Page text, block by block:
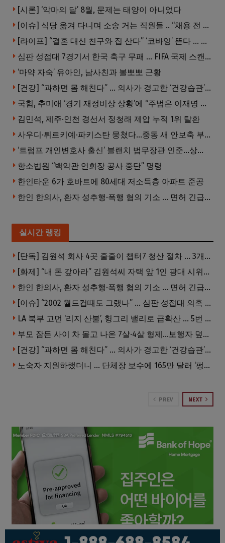
[시론] ‘악마의 달’ 8월, 문제는 태양이 아니었다
[이슈] 식당 옮겨 다니며 소송 거는 직원들 .. “채용 전 반드시 확인해야”
[라이프] “결혼 대신 친구와 집 산다” ‘코바잉’ 뜬다 … 내 집 마련 공식 바뀌었다
심판 성접대 7경기서 한국 축구 무패 … FIFA 국제 스캔들 번지나
‘마약 자숙’ 유아인, 남사친과 볼뽀뽀 근황
[건강] “과하면 몸 해친다” … 의사가 경고한 ‘건강습관’ 5가지
국힘, 추미애 ‘경기 재정비상 상황’에 “주범은 이재명 전 지사”
김민석, 제주·인천 경선서 정청래 제압 누적 1위 탈환
사우디·튀르키예·파키스탄 뭉쳤다…중동 새 안보축 부상하나
‘트럼프 개인변호사 출신’ 블랜치 법무장관 인준…상원 50대49 가결
항소법원 “백악관 연회장 공사 중단” 명령
한인타운 6가 호바트에 80세대 저소득층 아파트 준공
한인 한의사, 환자 성추행·폭행 혐의 기소 … 면허 긴급정지
실시간 랭킹
[단독] 김원석 회사 4곳 줄줄이 챕터7 청산 절차 … 3개 법인 같은 날 동시 파산 신청
[화제] “내 돈 갚아라” 김원석씨 자택 앞 1인 광대 시위 … 한인 투자사, “108만 달러 못받아”
한인 한의사, 환자 성추행·폭행 혐의 기소 … 면허 긴급정지
[이슈] “2002 월드컵때도 그랬나” … 심판 성접대 의혹 해외로 일파만파, 4강 신화까지 불똥
LA 북부 고먼 ‘리지 산불’, 헝그리 밸리로 급확산 … 5번 Fwy 양방향 전면 폐쇄
부모 잠든 사이 차 몰고 나온 7살·4살 형제…보행자 덮쳐 중태
[건강] “과하면 몸 해친다” … 의사가 경고한 ‘건강습관’ 5가지
노숙자 지원하랬더니 … 단체장 보수에 165만 달러 ‘펑펑’
PREV NEXT